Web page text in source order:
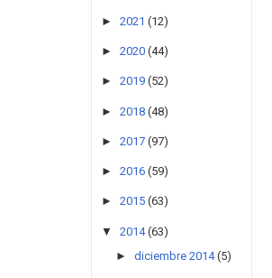
► 2021 (12)
► 2020 (44)
► 2019 (52)
► 2018 (48)
► 2017 (97)
► 2016 (59)
► 2015 (63)
▼ 2014 (63)
► diciembre 2014 (5)